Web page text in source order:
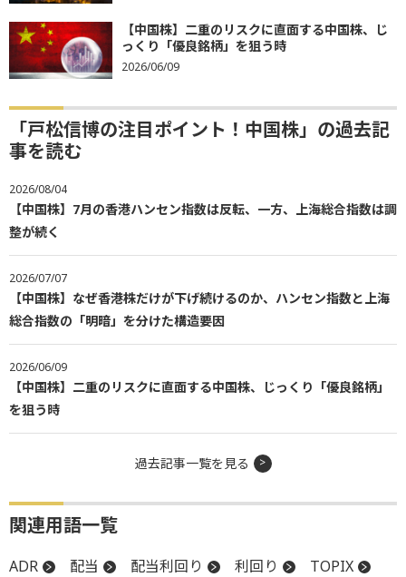
【中国株】二重のリスクに直面する中国株、じ
っくり「優良銘柄」を狙う時
2026/06/09
「戸松信博の注目ポイント！中国株」の過去記
事を読む
2026/08/04
【中国株】7月の香港ハンセン指数は反転、一方、上海総合指数は調
整が続く
2026/07/07
【中国株】なぜ香港株だけが下げ続けるのか、ハンセン指数と上海
総合指数の「明暗」を分けた構造要因
2026/06/09
【中国株】二重のリスクに直面する中国株、じっくり「優良銘柄」
を狙う時
過去記事一覧を見る
関連用語一覧
ADR 配当 配当利回り 利回り
TOPIX